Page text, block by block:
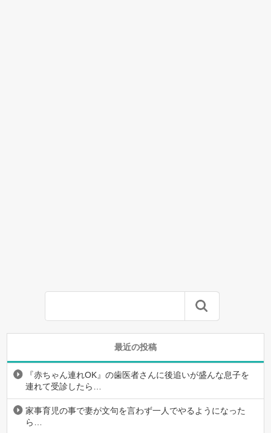
最近の投稿
『赤ちゃん連れOK』の歯医者さんに後追いが盛んな息子を
連れて受診したら…
家事育児の事で妻が文句を言わず一人でやるようになった
ら…